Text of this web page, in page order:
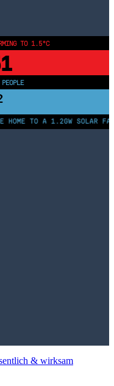
TO 1.5°C
TO A 1.2GW SOLAR
& wirksam